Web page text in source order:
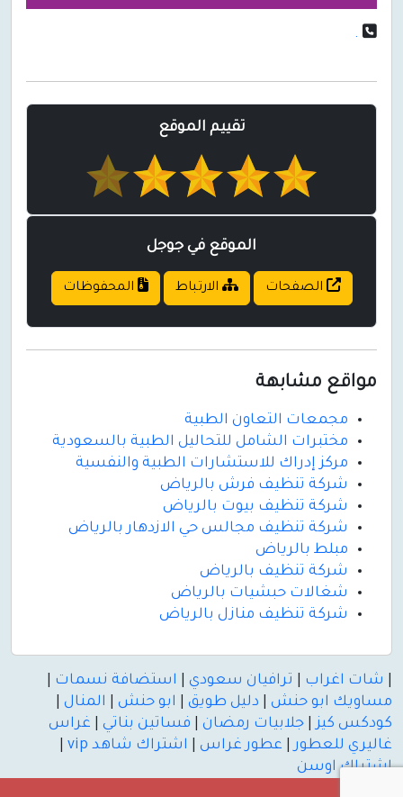
.
تقييم الموقع
الموقع في جوجل
الصفحات الارتباط المحفوظات
مواقع مشابهة
مجمعات التعاون الطبية
مختبرات الشامل للتحاليل الطبية بالسعودية
مركز إدراك للاستشارات الطبية والنفسية
شركة تنظيف فرش بالرياض
شركة تنظيف بيوت بالرياض
شركة تنظيف مجالس حي الازدهار بالرياض
مبلط بالرياض
شركة تنظيف بالرياض
شغالات حبشيات بالرياض
شركة تنظيف منازل بالرياض
شات اغراب ترافيان سعودي استضافة نسمات
مساويك ابو حنش
دليل طويق ابو حنش المنال
كودكس كيز| جلابيات رمضان فساتين بناتي
غراس
غاليري للعطور| عطور غراس اشتراك شاهد vip
اشتراك اوسن